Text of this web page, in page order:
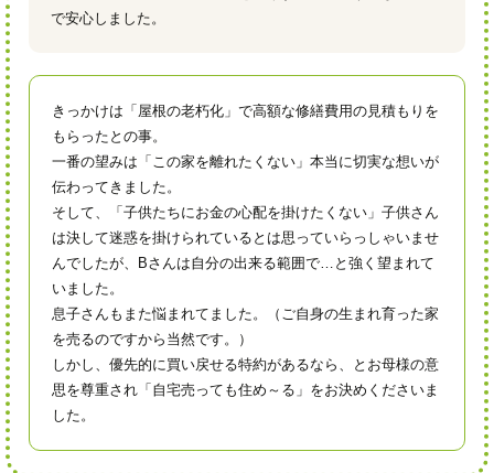
で安心しました。
きっかけは「屋根の老朽化」で高額な修繕費用の見積もりを
もらったとの事。
一番の望みは「この家を離れたくない」本当に切実な想いが
伝わってきました。
そして、「子供たちにお金の心配を掛けたくない」子供さん
は決して迷惑を掛けられているとは思っていらっしゃいませ
んでしたが、Bさんは自分の出来る範囲で…と強く望まれて
いました。
息子さんもまた悩まれてました。（ご自身の生まれ育った家
を売るのですから当然です。）
しかし、優先的に買い戻せる特約があるなら、とお母様の意
思を尊重され「自宅売っても住め～る」をお決めくださいま
した。